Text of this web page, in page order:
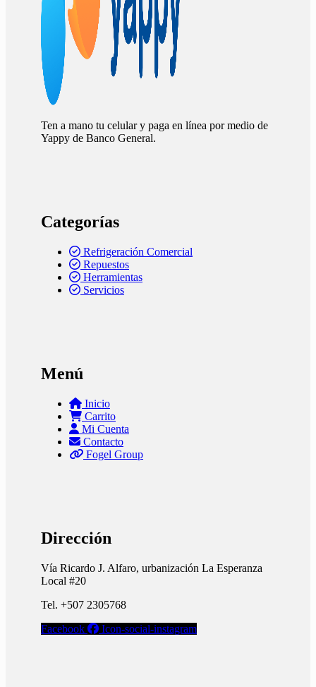
Ten a mano tu celular y paga en línea por medio de
Yappy de Banco General.
Categorías
Refrigeración Comercial
Repuestos
Herramientas
Servicios
Menú
Inicio
Carrito
Mi Cuenta
Contacto
Fogel Group
Dirección
Vía Ricardo J. Alfaro, urbanización La Esperanza
Local #20
Tel. +507 2305768
Facebook
Icon-social-instagram